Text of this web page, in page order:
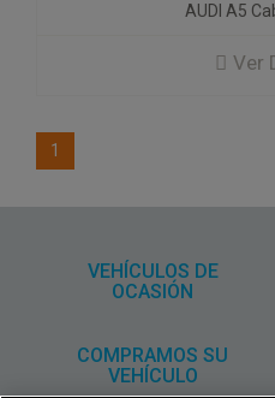
AUDI A5
Ver
1
VEHÍCULOS DE
OCASIÓN
COMPRAMOS SU
VEHÍCULO